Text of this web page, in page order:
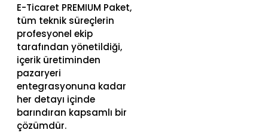
E-Ticaret PREMIUM Paket,
tüm teknik süreçlerin
profesyonel ekip
tarafından yönetildiği,
içerik üretiminden
pazaryeri
entegrasyonuna kadar
her detayı içinde
barındıran kapsamlı bir
çözümdür.